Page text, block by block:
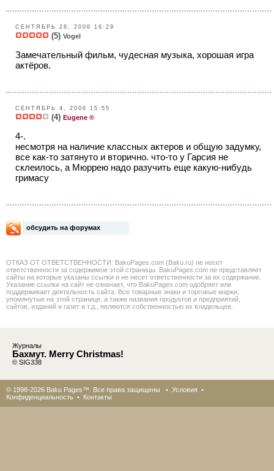
СЕНТЯБРЬ 28, 2006 16:29
(5) Vogel
Замечательный фильм, чудесная музыка, хорошая игра
актёров.
СЕНТЯБРЬ 4, 2006 15:55
(4) Eugene ®
4-.
несмотря на наличие классных актеров и общую задумку,
все как-то затянуто и вторично. что-то у Гарсия не
склеилось, а Мюррею надо разучить еще какую-нибудь
гримасу
обсудить на форумах
ОТКАЗ ОТ ОТВЕТСТВЕННОСТИ: BakuPages.com (Baku.ru) не несет
ответственности за содержимое этой страницы. BakuPages.com не представляет
сайты на которые указаны ссылки и не несет ответственности за их содержание.
Указание ссылки на сайт не означает, что BakuPages.com одобряет или
поддерживает деятельность сайта. Все товарные знаки и торговые марки,
упомянутые на этой странице, а также названия продуктов и предприятий,
сайтов, изданий и газет и т.д., являются собственностью их владельцев.
Журналы
Бахмут. Merry Christmas!
© SIG338
© 1998-2026 Baku Pages™. Все права защищены • Условия •
Конфиденциальность • Контакты